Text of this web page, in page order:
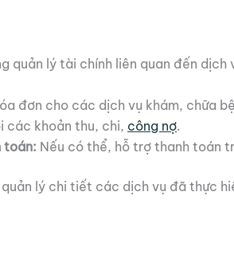
quản lý tài chính liên quan đến dịch
đơn cho các dịch vụ khám, chữa
các khoản thu, chi, công nợ.
toán: Nếu có thể, hỗ trợ thanh toán
lý chi tiết các dịch vụ đã thực